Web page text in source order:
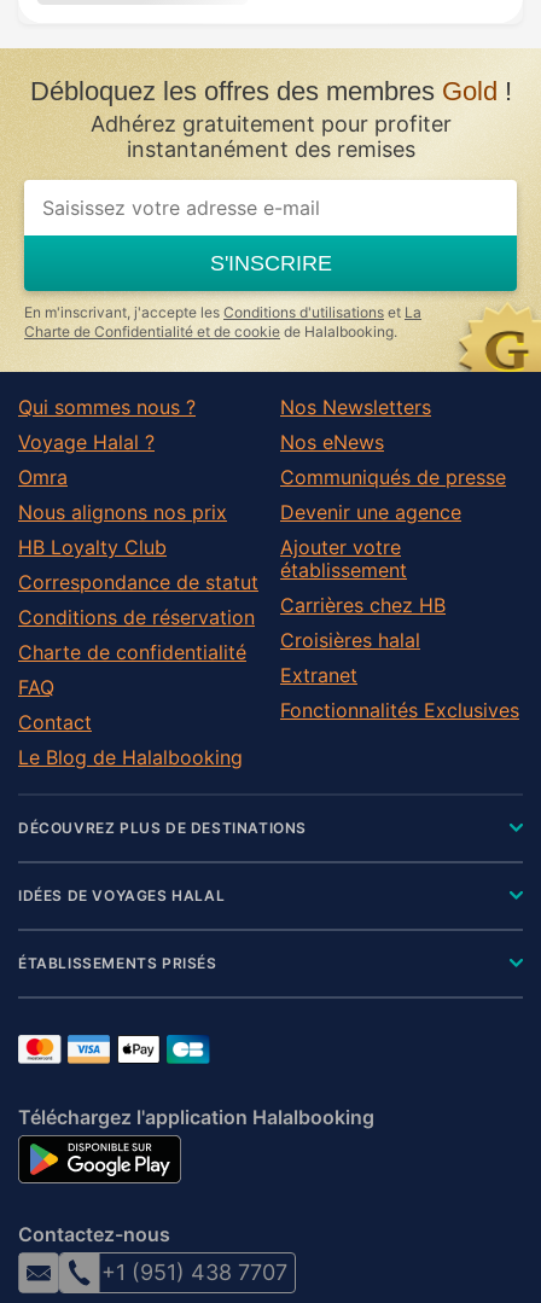
Débloquez les offres des membres Gold !
Adhérez gratuitement pour profiter
instantanément des remises
S'INSCRIRE
En m'inscrivant, j'accepte les Conditions d'utilisations et La
Charte de Confidentialité et de cookie de Halalbooking.
Qui sommes nous ?
Voyage Halal ?
Omra
Nous alignons nos prix
HB Loyalty Club
Correspondance de statut
Conditions de réservation
Charte de confidentialité
FAQ
Contact
Le Blog de Halalbooking
Nos Newsletters
Nos eNews
Communiqués de presse
Devenir une agence
Ajouter votre
établissement
Carrières chez HB
Croisières halal
Extranet
Fonctionnalités Exclusives
DÉCOUVREZ PLUS DE DESTINATIONS
IDÉES DE VOYAGES HALAL
ÉTABLISSEMENTS PRISÉS
Téléchargez l'application Halalbooking
Contactez-nous
+1 (951) 438 7707